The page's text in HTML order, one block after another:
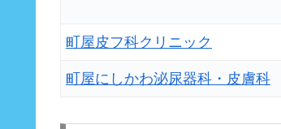
町屋皮フ科クリニック
町屋にしかわ泌尿器科・皮膚科